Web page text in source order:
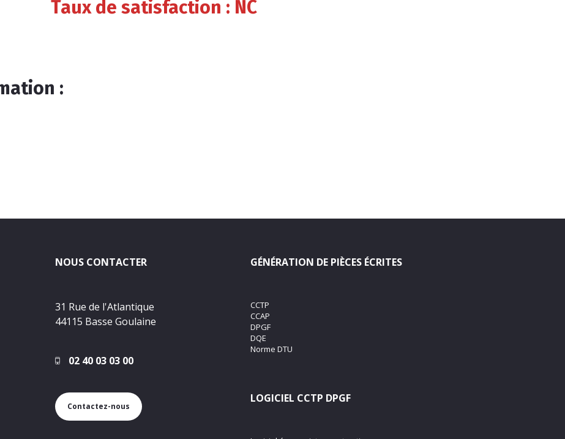
Taux de satisfaction : NC
:
NOUS CONTACTER
31 Rue de l'Atlantique
44115 Basse Goulaine
02 40 03 03 00
Contactez-nous
GÉNÉRATION DE PIÈCES ÉCRITES
CCTP
CCAP
DPGF
DQE
Norme DTU
LOGICIEL CCTP DPGF